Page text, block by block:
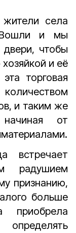
села
Вошли и мы
двери, чтобы
и её
торговая
и таким же
от
встречает
радушием
признанию,
больше
определять